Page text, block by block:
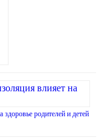
здоровье родителей и детей